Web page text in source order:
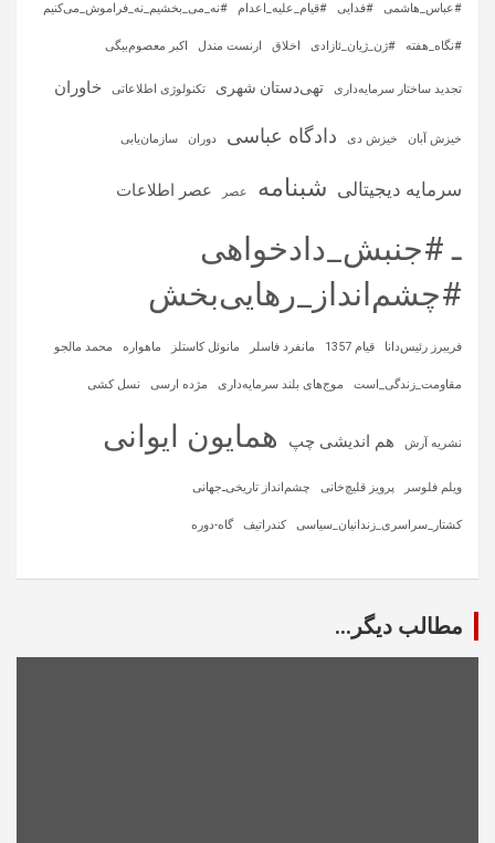
#عباس_هاشمی #فدایی #قیام_علیه_اعدام #نه_می_بخشیم_نه_فراموش_می‌کنیم
#نگاه_هفته #ژن_ژیان_ئازادی اخلاق ارنست مندل اکبر معصوم‌بیگی
تجدید ساختار سرمایه‌داری تهی‌دستان شهری تکنولوژی اطلاعاتی خاوران
خیزش آبان خیزش دی دادگاه عباسی دوران سازمان‌یابی
سرمایه‌ دیجیتالی شبنامه عصر عصر اطلاعات
ـ #جنبش_دادخواهی
#چشم‌انداز_رهایی‌بخش
فریبرز رئیس‌دانا قیام 1357 مانفرد فاسلر مانوئل کاستلز ماهواره‌ محمد مالجو
مقاومت_زندگی_است موج‌های بلند سرمایه‌داری مژده ارسی نسل کشی
نشریه آرش هم اندیشی چپ همایون ایوانی
ویلم فلوسر پرویز قلیچ‌خانی چشم‌انداز تاریخی‌ـ‌جهانی
کشتار_سراسری_زندانیان_سیاسی کندراتیف گاه-دوره
مطالب دیگر...